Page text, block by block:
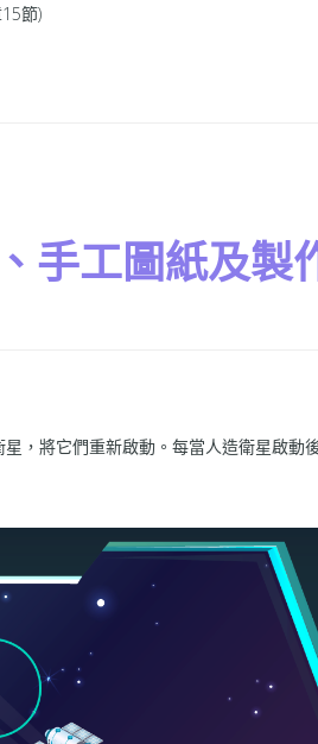
節)
手工圖紙及製
，將它們重新啟動。每當人造衛星啟動